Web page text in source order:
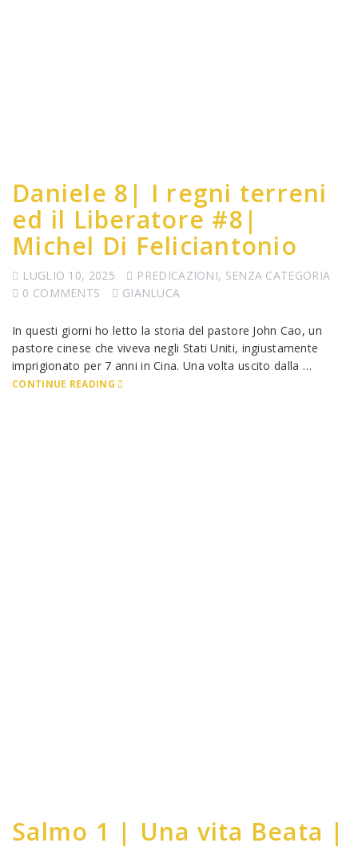
Daniele 8| I regni terreni
ed il Liberatore #8|
Michel Di Feliciantonio
LUGLIO 10, 2025 PREDICAZIONI, SENZA CATEGORIA
0 COMMENTS
GIANLUCA
In questi giorni ho letto la storia del pastore John Cao, un
pastore cinese che viveva negli Stati Uniti, ingiustamente
imprigionato per 7 anni in Cina. Una volta uscito dalla …
CONTINUE READING
Salmo 1 | Una vita Beata |